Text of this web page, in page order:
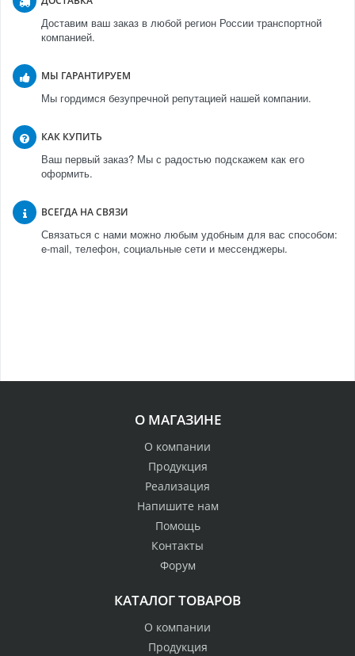
Доставим ваш заказ в любой регион России транспортной
компанией.
МЫ ГАРАНТИРУЕМ
Мы гордимся безупречной репутацией нашей компании.
КАК КУПИТЬ
Ваш первый заказ? Мы с радостью подскажем как его
оформить.
ВСЕГДА НА СВЯЗИ
Связаться с нами можно любым удобным для вас способом:
e-mail, телефон, социальные сети и мессенджеры.
О МАГАЗИНЕ
О компании
Продукция
Реализация
Напишите нам
Помощь
Контакты
Форум
КАТАЛОГ ТОВАРОВ
О компании
Продукция